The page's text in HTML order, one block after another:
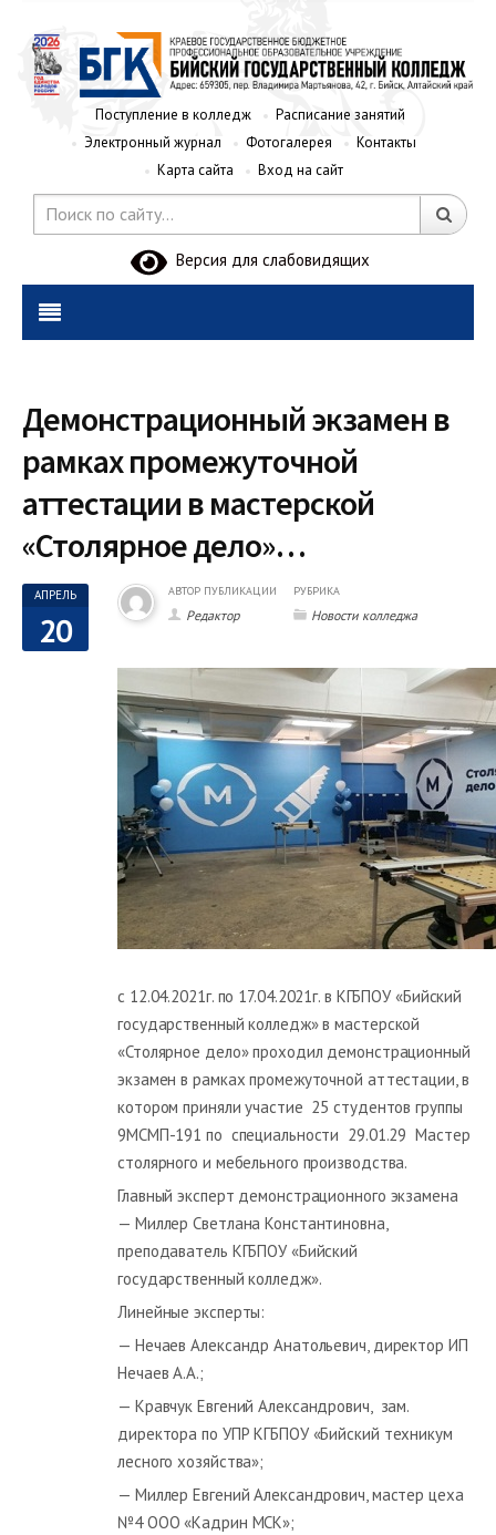
Поступление в колледж
Расписание занятий
Электронный журнал
Фотогалерея
Контакты
Карта сайта
Вход на сайт
Версия для слабовидящих
Демонстрационный экзамен в
рамках промежуточной
аттестации в мастерской
«Столярное дело»…
АПРЕЛЬ
20
АВТОР ПУБЛИКАЦИИ
Редактор
РУБРИКА
Новости колледжа
с 12.04.2021г. по 17.04.2021г. в КГБПОУ «Бийский
государственный колледж» в мастерской
«Столярное дело» проходил демонстрационный
экзамен в рамках промежуточной аттестации, в
котором приняли участие 25 студентов группы
9МСМП-191 по специальности 29.01.29 Мастер
столярного и мебельного производства.
Главный эксперт демонстрационного экзамена
— Миллер Светлана Константиновна,
преподаватель КГБПОУ «Бийский
государственный колледж».
Линейные эксперты:
— Нечаев Александр Анатольевич, директор ИП
Нечаев А.А.;
— Кравчук Евгений Александрович, зам.
директора по УПР КГБПОУ «Бийский техникум
лесного хозяйства»;
— Миллер Евгений Александрович, мастер цеха
№4 ООО «Кадрин МСК»;